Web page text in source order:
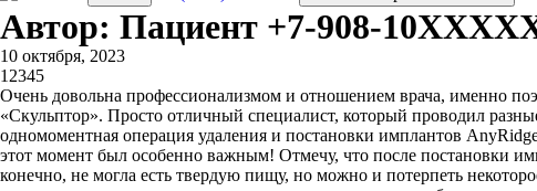
Автор: Пациент +7-908-
10 октября, 2023
1 2345
Очень довольна профессионализмом и отношением врача, именно
«Скульптор». Просто отличный специалист, который проводил
одномоментная операция удаления и постановки имплантов
этот момент был особенно важным! Отмечу, что после постановки
конечно, не могла есть твердую пищу, но можно и потерпеть